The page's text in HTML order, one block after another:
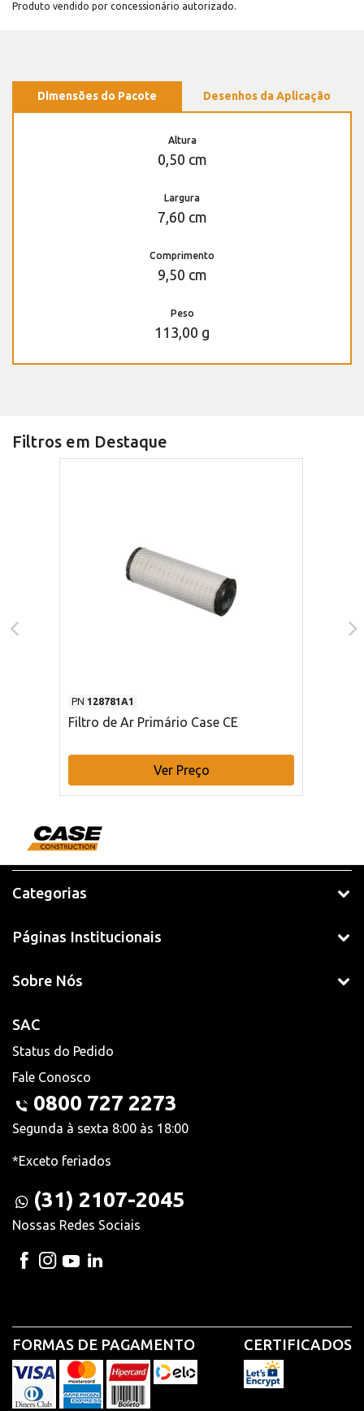
Produto vendido por concessionário autorizado.
Dimensões do Pacote Desenhos da Aplicação
Altura
0,50 cm
Largura
7,60 cm
Comprimento
9,50 cm
Peso
113,00 g
Filtros em Destaque
PN 128781A1
Filtro de Ar Primário Case CE
Ver Preço
Categorias
Páginas Institucionais
Sobre Nós
SAC
Status do Pedido
Fale Conosco
0800 727 2273
Segunda à sexta 8:00 às 18:00
*Exceto feriados
(31) 2107-2045
Nossas Redes Sociais
FORMAS DE PAGAMENTO CERTIFICADOS